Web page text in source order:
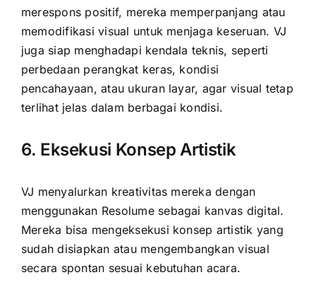
merespons positif, mereka memperpanjang atau
memodifikasi visual untuk menjaga keseruan. VJ
juga siap menghadapi kendala teknis, seperti
perbedaan perangkat keras, kondisi
pencahayaan, atau ukuran layar, agar visual tetap
terlihat jelas dalam berbagai kondisi.
6. Eksekusi Konsep Artistik
VJ menyalurkan kreativitas mereka dengan
menggunakan Resolume sebagai kanvas digital.
Mereka bisa mengeksekusi konsep artistik yang
sudah disiapkan atau mengembangkan visual
secara spontan sesuai kebutuhan acara.